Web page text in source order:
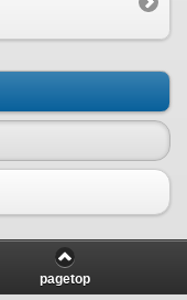
pagetop